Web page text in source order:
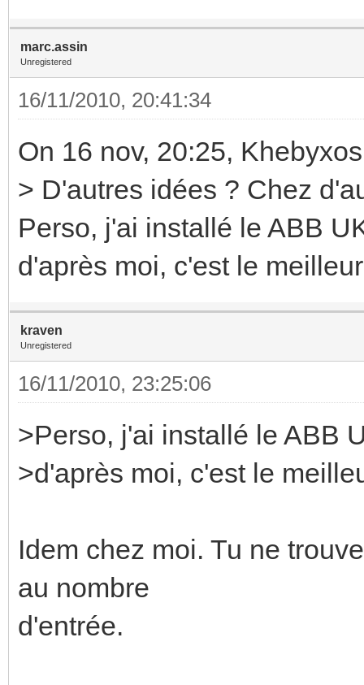
marc.assin
Unregistered
16/11/2010, 20:41:34
On 16 nov, 20:25,
> D'autres idées ? Chez
Perso, j'ai installé le ABB
d'après moi, c'est le
kraven
Unregistered
16/11/2010, 23:25:06
>Perso, j'ai installé le ABB
>d'après moi, c'est le
Idem chez moi. Tu ne
au nombre
d'entrée.